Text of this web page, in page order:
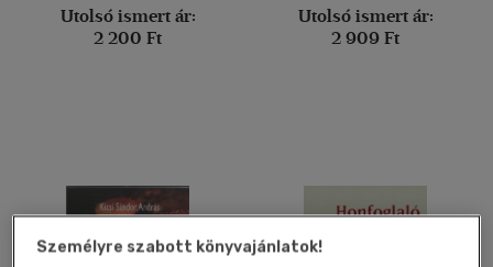
2500 Ft - 4500 Ft
4500 Ft felett
mind(2)
Ifjúsági(65)
Utolsó ismert ár:
2 200 Ft
Utolsó ismert ár:
2 909 Ft
Személyre szabott könyvajánlatok!